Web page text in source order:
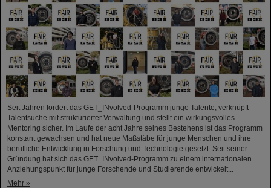
Seit Jahren fördert das GET_INvolved-Programm junge Talente, verknüpft
Talentsuche mit strukturierter Verwaltung und stellt ein wirkungsvolles
Mentoring sicher. Im Laufe der acht Jahre seines Bestehens ist das Programm
konstant gewachsen und hat neue Maßstäbe für junge Menschen und ihre
berufliche Entwicklung in Forschung und Technologie gesetzt. Seit seiner
Gründung hat sich das GET_INvolved-Programm zu einem internationalen
Anziehungspunkt für junge Forschende und Studierende entwickelt...
Mehr »